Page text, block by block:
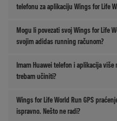
telefonu za aplikaciju Wings for Life
Mogu li povezati svoj Wings for Life
svojim adidas running računom?
Imam Huawei telefon i aplikacija više
trebam učiniti?
Wings for Life World Run GPS
ispravno. Nešto ne radi?